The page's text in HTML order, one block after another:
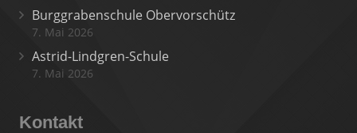
Burggrabenschule Obervorschütz
7. Mai 2026
Astrid-Lindgren-Schule
7. Mai 2026
Kontakt